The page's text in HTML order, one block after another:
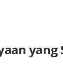
yang